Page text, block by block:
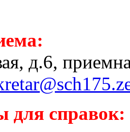
д.6,
для справок: